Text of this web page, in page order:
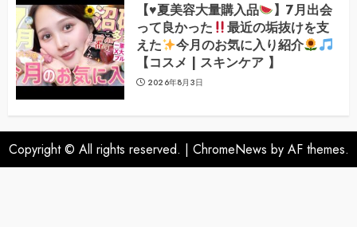
【♥️夏美容大量購入品
】7月出会
って良かった
最近の垢抜けを支
えた
今月のお気に入り紹介
【コスメ | スキンケア 】
2026年8月3日
Copyright © All rights reserved. | ChromeNews by AF themes.